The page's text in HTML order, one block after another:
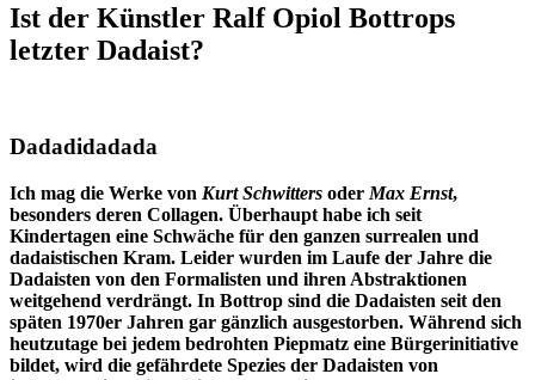
Ist der Künstler Ralf Opiol Bottrops
letzter Dadaist?
Dadadi­dadada
Ich mag die Werke von Kurt Schwitters oder Max Ernst,
besonders deren Collagen. Überhaupt habe ich seit
Kindertagen eine Schwäche für den ganzen surrealen und
dadaistischen Kram. Leider wurden im Laufe der Jahre die
Dadaisten von den Formalisten und ihren Abstraktionen
weitgehend verdrängt. In Bottrop sind die Dadaisten seit den
späten 1970er Jahren gar gänzlich ausgestorben. Während sich
heutzutage bei jedem bedrohten Piepmatz eine Bürgerinitiative
bildet, wird die gefährdete Spezies der Dadaisten von